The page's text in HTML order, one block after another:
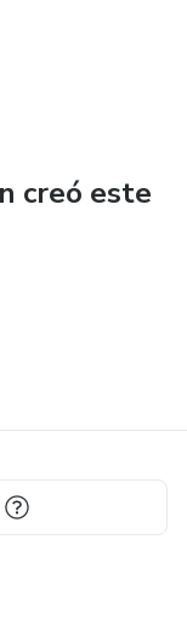
creó este